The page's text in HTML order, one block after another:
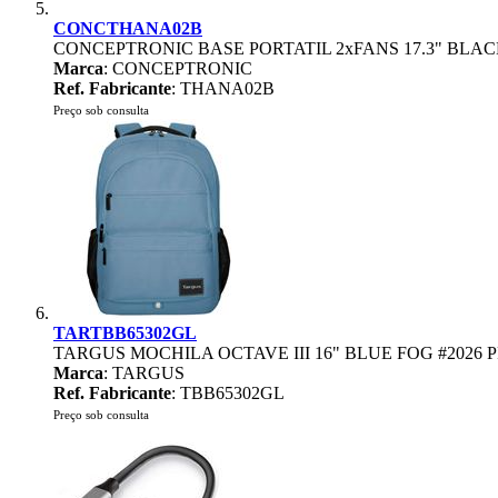
CONCTHANA02B
CONCEPTRONIC BASE PORTATIL 2xFANS 17.3"
Marca: CONCEPTRONIC
Ref. Fabricante: THANA02B
Preço sob consulta
TARTBB65302GL
TARGUS MOCHILA OCTAVE III 16" BLUE FOG #2026
Marca: TARGUS
Ref. Fabricante: TBB65302GL
Preço sob consulta